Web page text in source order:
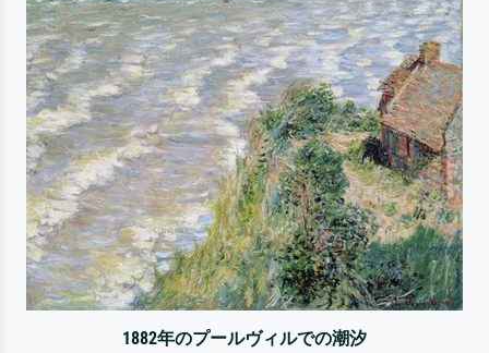
1882年のプールヴィルでの潮汐